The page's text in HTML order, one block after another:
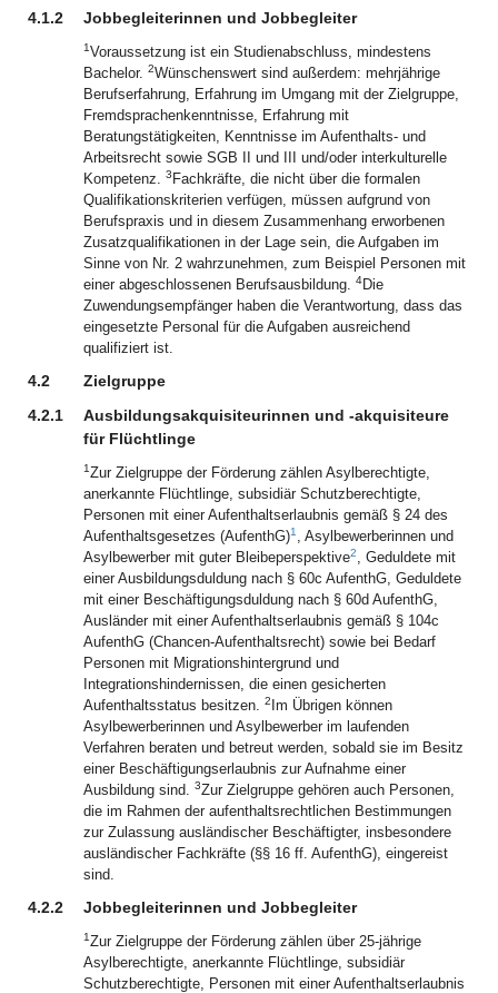
4.1.2 Jobbegleiterinnen und Jobbegleiter
1Voraussetzung ist ein Studienabschluss, mindestens
Bachelor. 2Wünschenswert sind außerdem: mehrjährige
Berufserfahrung, Erfahrung im Umgang mit der Zielgruppe,
Fremdsprachenkenntnisse, Erfahrung mit
Beratungstätigkeiten, Kenntnisse im Aufenthalts- und
Arbeitsrecht sowie SGB II und III und/oder interkulturelle
Kompetenz. 3 Fachkräfte, die nicht über die formalen
Qualifikationskriterien verfügen, müssen aufgrund von
Berufspraxis und in diesem Zusammenhang erworbenen
Zusatzqualifikationen in der Lage sein, die Aufgaben im
Sinne von Nr. 2 wahrzunehmen, zum Beispiel Personen mit
einer abgeschlossenen Berufsausbildung. 4Die
Zuwendungsempfänger haben die Verantwortung, dass das
eingesetzte Personal für die Aufgaben ausreichend
qualifiziert ist.
4.2
Zielgruppe
4.2.1
Ausbildungsakquisiteurinnen und -akquisiteure
für Flüchtlinge
1Zur Zielgruppe der Förderung zählen Asylberechtigte,
anerkannte Flüchtlinge, subsidiär Schutzberechtigte,
Personen mit einer Aufenthaltserlaubnis gemäß § 24 des
Aufenthaltsgesetzes (AufenthG)1, Asylbewerberinnen und
Asylbewerber mit guter Bleibeperspektive2, Geduldete mit
einer Ausbildungsduldung nach § 60c AufenthG, Geduldete
mit einer Beschäftigungsduldung nach § 60d AufenthG,
Ausländer mit einer Aufenthaltserlaubnis gemäß § 104c
AufenthG (Chancen-Aufenthaltsrecht) sowie bei Bedarf
Personen mit Migrationshintergrund und
Integrationshindernissen, die einen gesicherten
Aufenthaltsstatus besitzen. 2 Im Übrigen können
Asylbewerberinnen und Asylbewerber im laufenden
Verfahren beraten und betreut werden, sobald sie im Besitz
einer Beschäftigungserlaubnis zur Aufnahme einer
Ausbildung sind. 3Zur Zielgruppe gehören auch Personen,
die im Rahmen der aufenthaltsrechtlichen Bestimmungen
zur Zulassung ausländischer Beschäftigter, insbesondere
ausländischer Fachkräfte (§§ 16 ff. AufenthG), eingereist
sind.
4.2.2 Jobbegleiterinnen und Jobbegleiter
1Zur Zielgruppe der Förderung zählen über 25-jährige
Asylberechtigte, anerkannte Flüchtlinge, subsidiär
Schutzberechtigte, Personen mit einer Aufenthaltserlaubnis